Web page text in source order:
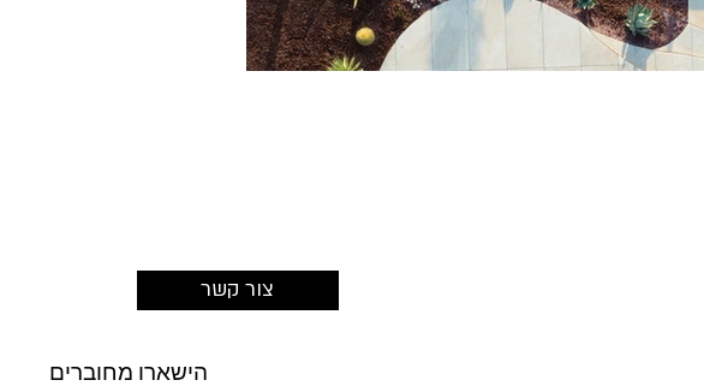
צור קשר
הישארו מחוברים